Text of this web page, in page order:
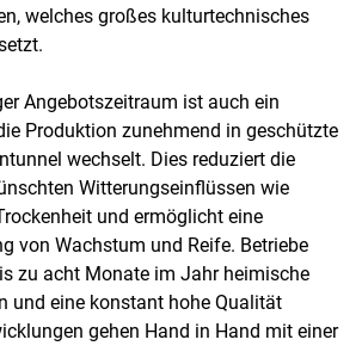
welches großes kulturtechnisches
Angebotszeitraum ist auch ein
Produktion zunehmend in geschützte
wechselt. Dies reduziert die
Witterungseinflüssen wie
und ermöglicht eine
von Wachstum und Reife. Betriebe
zu acht Monate im Jahr heimische
und eine konstant hohe Qualität
gehen Hand in Hand mit einer